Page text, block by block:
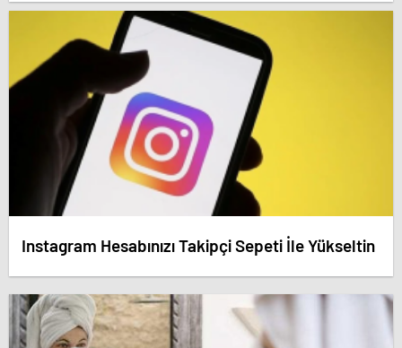
dedirten savunma! – Antalya haberleri
Instagram Hesabınızı Takipçi Sepeti İle Yükseltin